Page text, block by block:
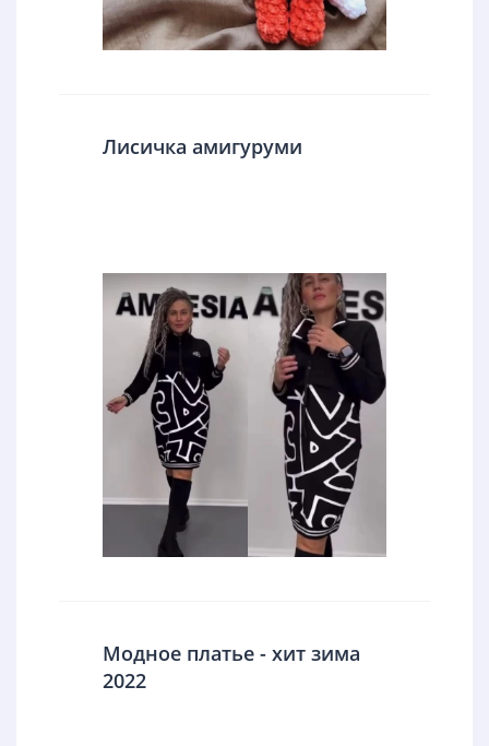
Лисичка амигуруми
Модное платье - хит зима
2022